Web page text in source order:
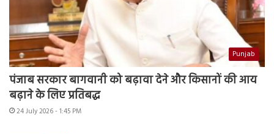
Punjab
पंजाब सरकार बागवानी को बढ़ावा देने और किसानों की आय
बढ़ाने के लिए प्रतिबद्ध
24 July 2026 - 1:45 PM